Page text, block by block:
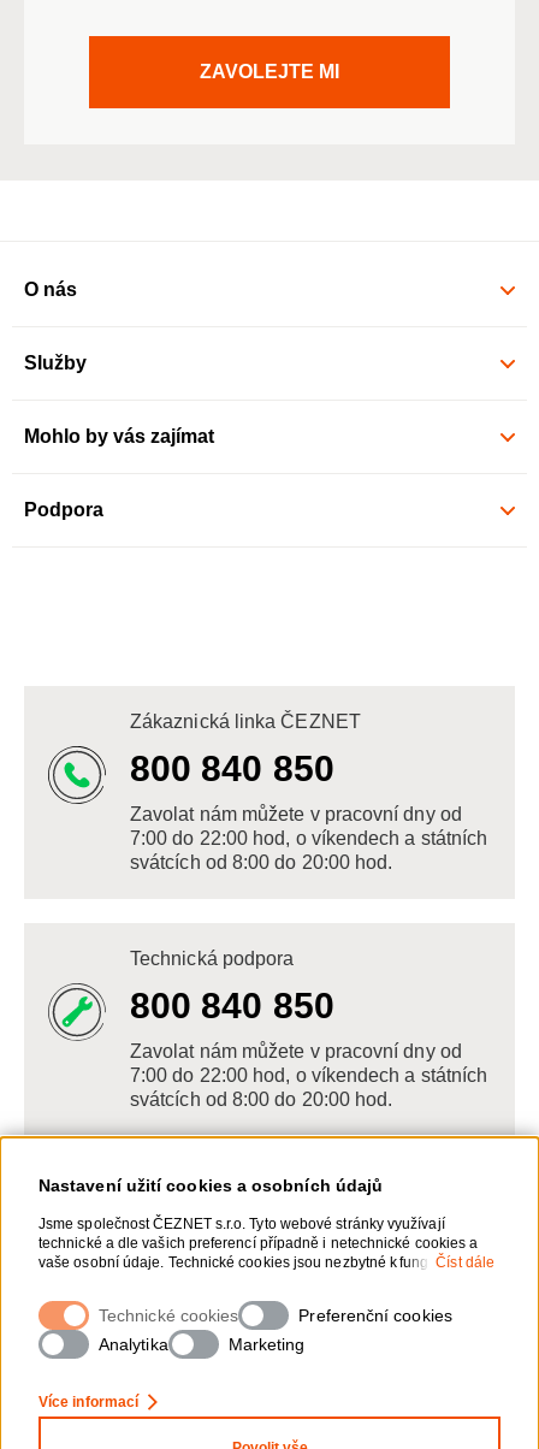
Nastavení užití cookies a osobních údajů
Jsme společnost ČEZNET s.r.o. Tyto webové stránky využívají
technické a dle vašich preferencí případně i netechnické cookies a
vaše osobní údaje. Technické cookies jsou nezbytné k fungování
webové stránky vašim preferencím, k personalizaci reklam a
analytice. Pro sběr a zpracování netechnických cookies a vašich
osobních údajů, nám můžete udělit souhlas. Bližší informace o vašich
právech, zpracování osobních údajů, včetně možnosti odvolání
Číst dále
Technické cookies
Preferenční cookies
Analytika
Marketing
Více informací
ZAVOLEJTE MI
O nás
Služby
Mohlo by vás zajímat
Podpora
Zákaznická linka ČEZNET
800 840 850
Zavolat nám můžete v pracovní dny od
7:00 do 22:00 hod, o víkendech a státních
svátcích od 8:00 do 20:00 hod.
Technická podpora
800 840 850
Zavolat nám můžete v pracovní dny od
7:00 do 22:00 hod, o víkendech a státních
svátcích od 8:00 do 20:00 hod.
Napište nám
POSLAT VZKAZ
Zanechte nám vzkaz online, my se vám
ozveme zpět